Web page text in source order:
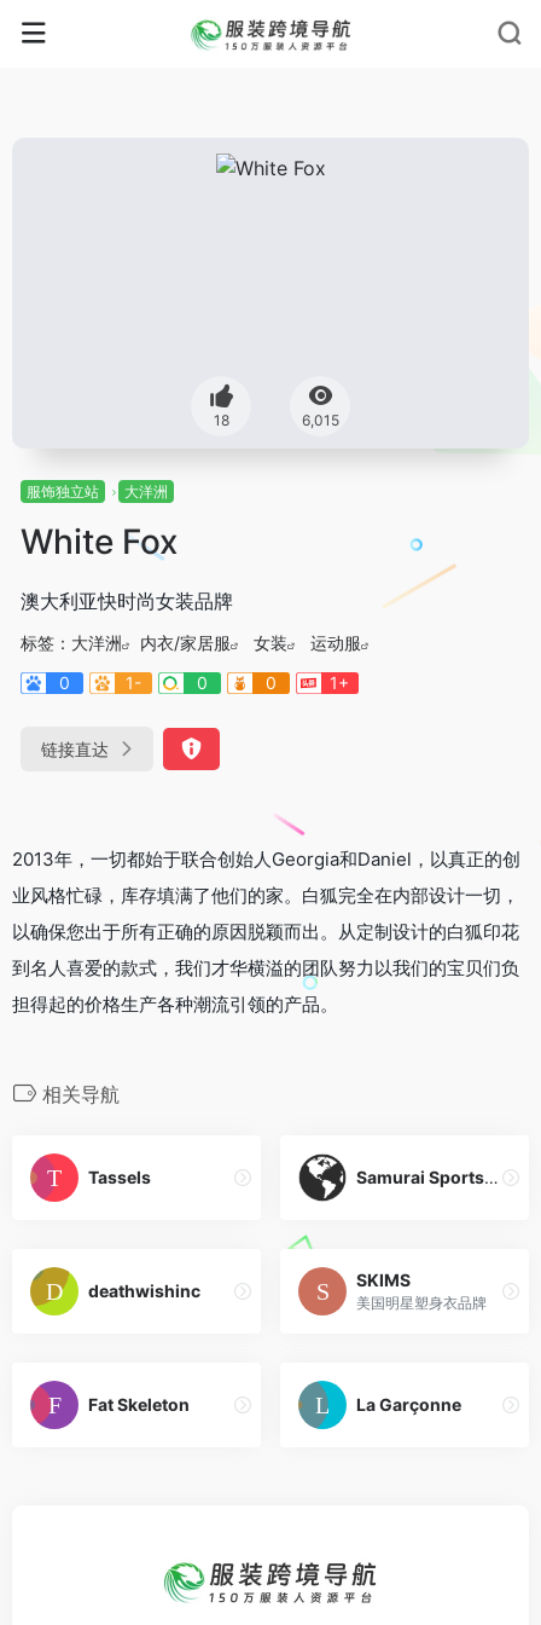
18 6,015
服饰独立站 大洋洲
White Fox
澳大利亚快时尚女装品牌
标签： 大洋洲 内衣/家居服 女装
运动服
0
1- 0 0 1+
链接直达
2013年，一切都始于联合创始人Georgia和Daniel，以真正的创
业风格忙碌，库存填满了他们的家。白狐完全在内部设计一切，
以确保您出于所有正确的原因脱颖而出。从定制设计的白狐印花
到名人喜爱的款式，我们才华横溢的团队努力以我们的宝贝们负
担得起的价格生产各种潮流引领的产品。
相关导航
Tassels Samurai Sportswear
deathwishinc
SKIMS
美国明星塑身衣品牌
Fat Skeleton La Garçonne